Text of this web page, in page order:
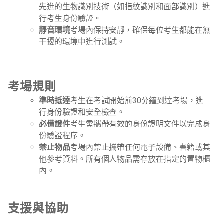
先進的生物識別技術（如指紋識別和面部識別）進
行考生身份驗證。
靜音環境考場內保持安靜，確保每位考生都能在無
干擾的環境中進行測試。
考場規則
準時抵達考生在考試開始前30分鐘到達考場，進
行身份驗證和安全檢查。
必備證件考生需攜帶有效的身份證明文件以完成身
份驗證程序。
禁止物品考場內禁止攜帶任何電子設備、書籍或其
他參考資料。所有個人物品需存放在指定的置物櫃
內。
支援與協助